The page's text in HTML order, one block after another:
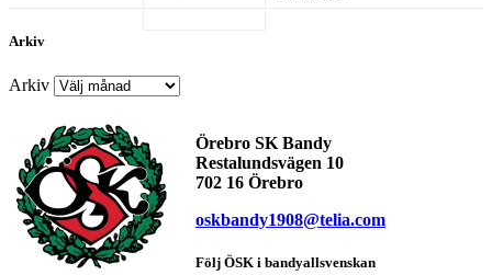
Arkiv
Arkiv
Örebro SK Bandy
Restalundsvägen 10
702 16 Örebro
oskbandy1908@telia.com
Följ ÖSK i bandyallsvenskan